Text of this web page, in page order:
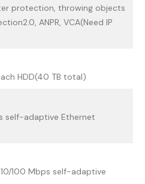
protection, throwing objects
ANPR, VCA(Need IP
HDD(40 TB total)
self-adaptive Ethernet
100 Mbps self-adaptive